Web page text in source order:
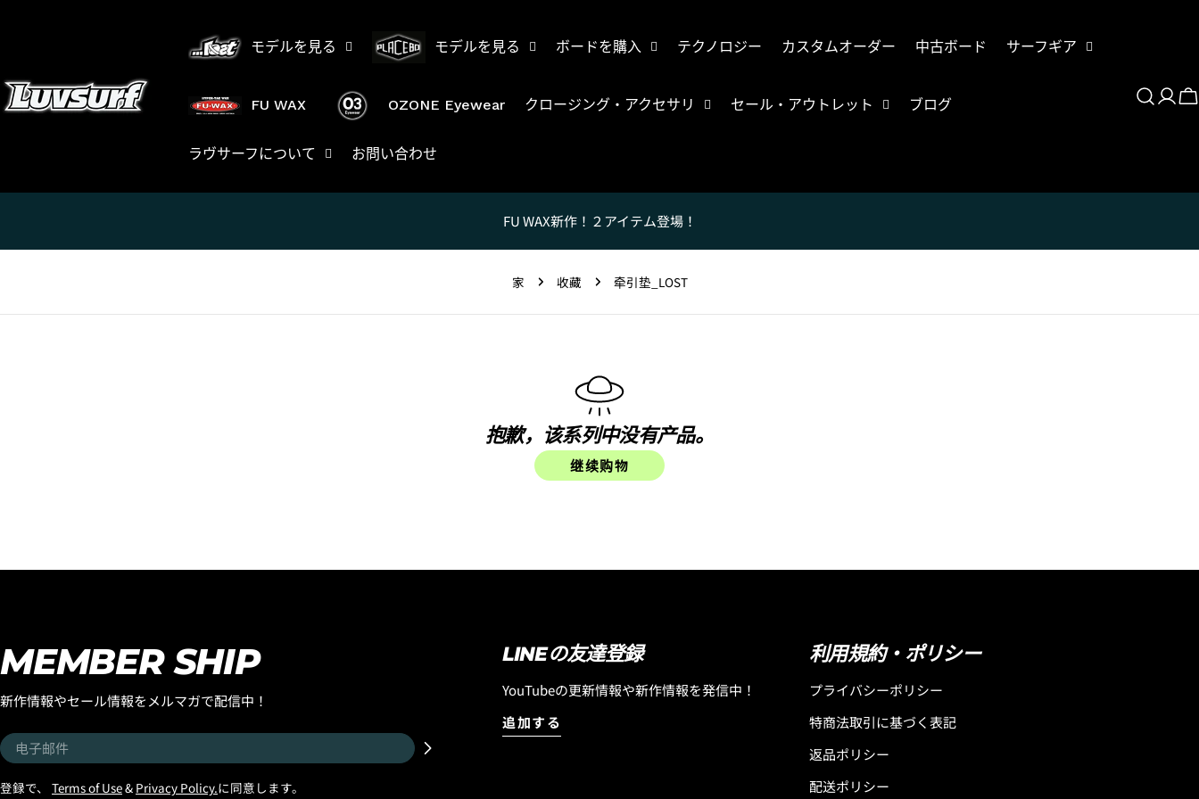
モデルを見る モデルを見る ボードを購入 テクノロジー カスタムオーダー 中古ボード サーフギア
FU WAX OZONE Eyewear クロージング・アクセサリ セール・アウトレット ブログ
ラヴサーフについて お問い合わせ
登
FU WAX新作！２アイテム登場！
家 收藏 牵引垫_LOST
抱歉，该系列中没有产品。
继续购物
MEMBER SHIP
新作情報やセール情報をメルマガで配信中！
电
子
邮
登録で、 Terms of Use& Privacy Policy.に同意します。
LINEの友達登録
YouTubeの更新情報や新作情報を発信中！
追加する
利用規約・ポリシー
プライバシーポリシー
特商法取引に基づく表記
返品ポリシー
配送ポリシー